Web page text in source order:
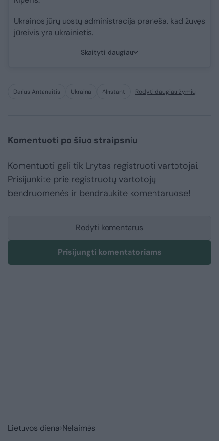
Ukrainos jūrų uostų administracija praneša, kad žuvęs
jūreivis yra ukrainietis.
Skaityti daugiau
Darius Antanaitis Ukraina ^Instant Rodyti daugiau žymių
Komentuoti po šiuo straipsniu
Komentuoti gali tik Lrytas registruoti vartotojai.
Prisijunkite prie registruotų vartotojų
bendruomenės ir bendraukite komentaruose!
Rodyti komentarus
Prisijungti komentatoriams
Lietuvos diena Nelaimės